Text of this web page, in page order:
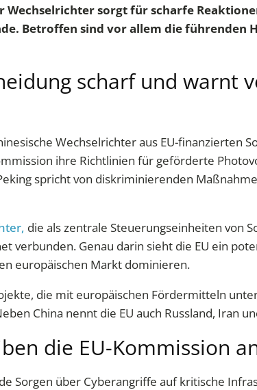
Wechselrichter sorgt für scharfe
Betroffen sind vor allem die
scharf und warnt
Wechselrichter aus EU-finanzierten
ihre Richtlinien für geförderte
spricht von diskriminierenden
die als zentrale Steuerungseinheiten von
verbunden. Genau darin sieht die EU ein
europäischen Markt dominieren.
die mit europäischen Fördermitteln
China nennt die EU auch Russland, Iran
die EU-Kommission
Sorgen über Cyberangriffe auf kritische